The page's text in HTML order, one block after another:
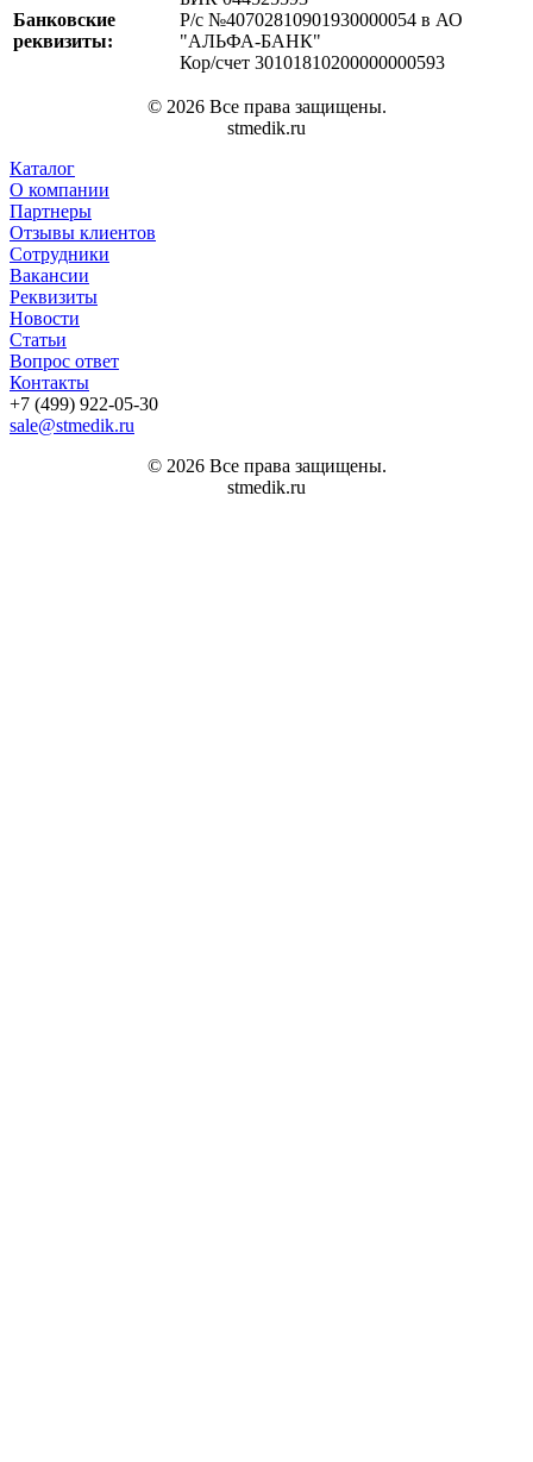
Банковские
реквизиты:
Р/с №40702810901930000054 в АО
"АЛЬФА-БАНК"
Кор/счет 30101810200000000593
© 2026 Все права защищены.
stmedik.ru
Каталог
О компании
Партнеры
Отзывы клиентов
Сотрудники
Вакансии
Реквизиты
Новости
Статьи
Вопрос ответ
Контакты
+7 (499) 922-05-30
sale@stmedik.ru
© 2026 Все права защищены.
stmedik.ru